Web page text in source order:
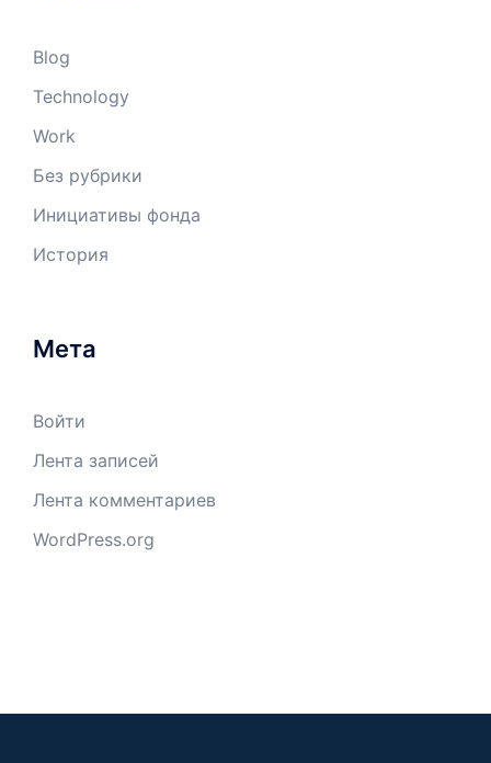
Blog
Technology
Work
Без рубрики
Инициативы фонда
История
Мета
Войти
Лента записей
Лента комментариев
WordPress.org